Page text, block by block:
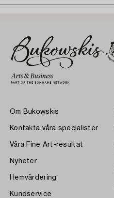
Om Bukowskis
Kontakta våra specialister
Våra Fine Art-resultat
Nyheter
Hemvärdering
Kundservice